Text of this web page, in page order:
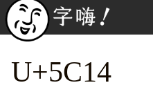
U+5C14